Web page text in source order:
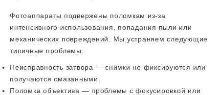
Фотоаппараты подвержены поломкам из-за
интенсивного использования, попадания пыли или
механических повреждений. Мы устраняем следующие
типичные проблемы:
Неисправность затвора — снимки не фиксируются или
получаются смазанными.
Поломка объектива — проблемы с фокусировкой или